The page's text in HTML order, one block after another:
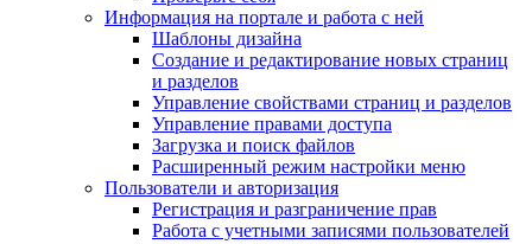
Информация на портале и работа с ней
Шаблоны дизайна
Создание и редактирование новых страниц
и разделов
Управление свойствами страниц и разделов
Управление правами доступа
Загрузка и поиск файлов
Расширенный режим настройки меню
Пользователи и авторизация
Регистрация и разграничение прав
Работа с учетными записями пользователей